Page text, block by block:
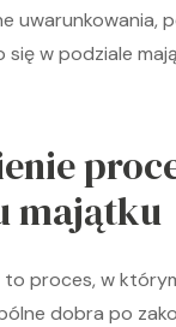
uwarunkowania,
się w podziale
majątku
to proces, w
dobra po